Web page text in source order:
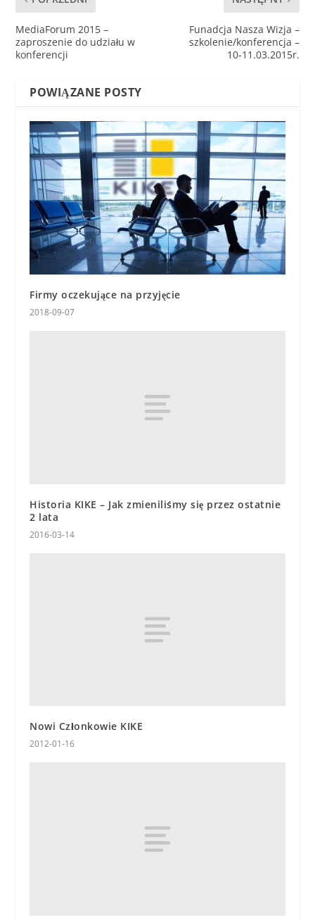
MediaForum 2015 –
zaproszenie do udziału w
konferencji
Funadcja Nasza Wizja –
szkolenie/konferencja –
10-11.03.2015r.
POWIĄZANE POSTY
Firmy oczekujące na przyjęcie
2018-09-07
Historia KIKE – Jak zmieniliśmy się przez ostatnie
2 lata
2016-03-14
Nowi Członkowie KIKE
2012-01-16